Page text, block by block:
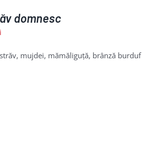
domnesc
mujdei, mămăliguță, brânză burduf